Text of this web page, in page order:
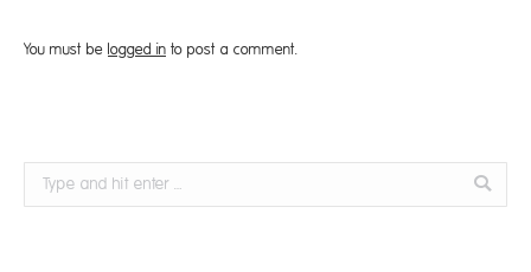
You must be logged in to post a comment.
Search: